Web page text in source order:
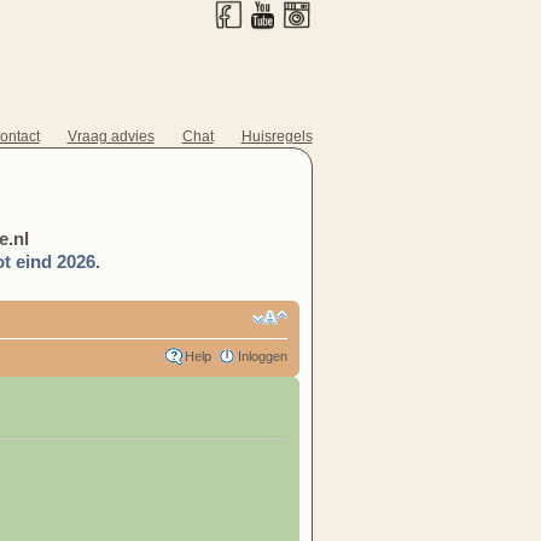
Vraag advies Chat Huisregels
eind 2026.
Help Inloggen